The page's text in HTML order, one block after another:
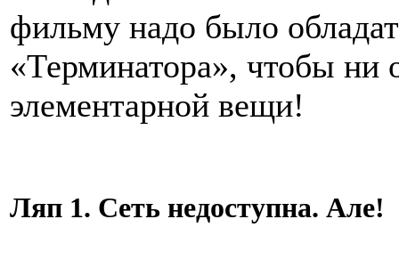
фильму надо было
«Терминатора», чтобы ни
элементарной вещи!
Ляп 1. Сеть недоступна. Але!